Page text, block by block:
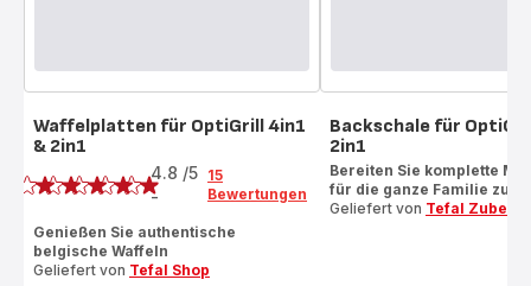
Waffelplatten für OptiGrill 4in1
& 2in1
Bewertung
4.8 /5
-
15
Bewertungen
Genießen Sie authentische
belgische Waffeln
Geliefert von Tefal Shop
Backschale für
2in1
Bereiten Sie komplette
für die ganze Familie zu!
Geliefert von Tefal